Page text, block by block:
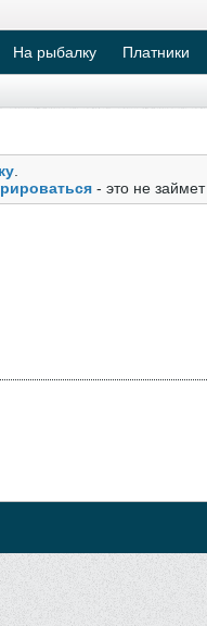
На рыбалку Платники
- это не